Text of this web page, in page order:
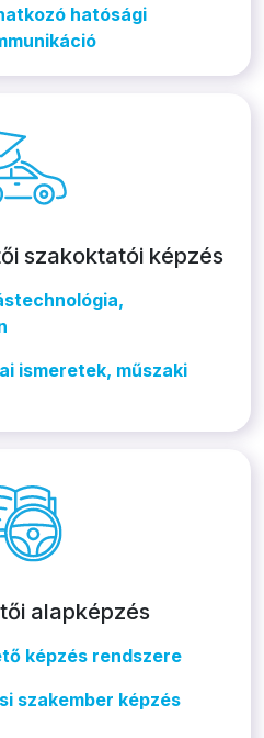
hatósági
szakoktatói képzés
ismeretek, műszaki
alapképzés
képzés rendszere
szakember képzés